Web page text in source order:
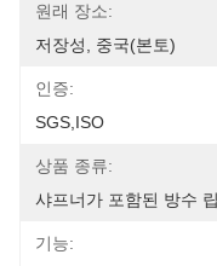
원래 장소:
저장성, 중국(본토)
인증:
SGS,ISO
상품 종류:
샤프너가 포함된 방수
기능: